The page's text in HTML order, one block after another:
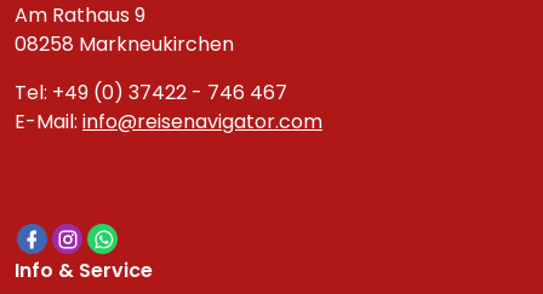
Am Rathaus 9
08258 Markneukirchen
Tel: +49 (0) 37422 - 746 467
E-Mail: info@reisenavigator.com
Info & Service